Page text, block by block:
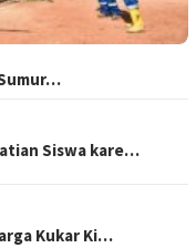
Siswa kare…
Kukar Ki…